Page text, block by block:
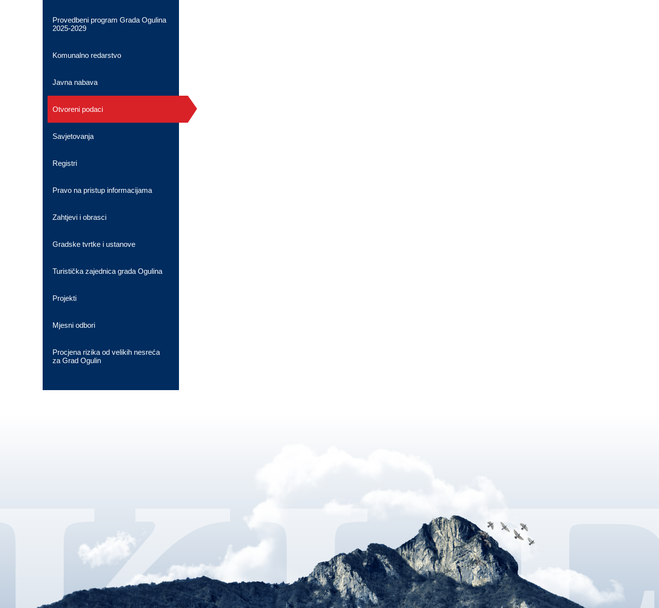
Provedbeni program Grada Ogulina
2025-2029
Komunalno redarstvo
Javna nabava
Otvoreni podaci
Savjetovanja
Registri
Pravo na pristup informacijama
Zahtjevi i obrasci
Gradske tvrtke i ustanove
Turistička zajednica grada Ogulina
Projekti
Mjesni odbori
Procjena rizika od velikih nesreća
za Grad Ogulin